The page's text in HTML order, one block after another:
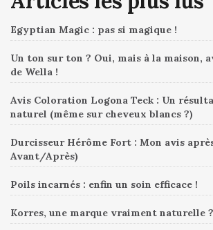
Egyptian Magic : pas si magique !
Un ton sur ton ? Oui, mais à la maison,
de Wella !
Avis Coloration Logona Teck : Un
naturel (même sur cheveux blancs ?)
Durcisseur Hérôme Fort : Mon avis
Avant/Après)
Poils incarnés : enfin un soin efficace !
Korres, une marque vraiment naturelle ?